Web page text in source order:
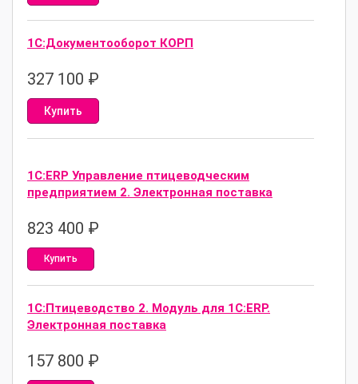
1С:Документооборот КОРП
327 100 ₽
Купить
1C:ERP Управление птицеводческим
предприятием 2. Электронная поставка
823 400 ₽
Купить
1С:Птицеводство 2. Модуль для 1С:ERP.
Электронная поставка
157 800 ₽